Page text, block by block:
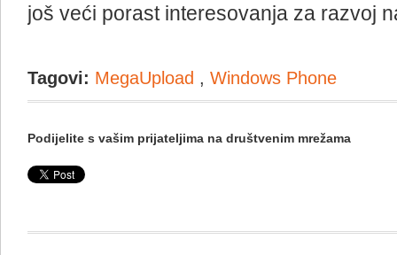
još veći porast interesovanja za razvoj
Tagovi: MegaUpload , Windows Phone
Podijelite s vašim prijateljima na društvenim mrežama